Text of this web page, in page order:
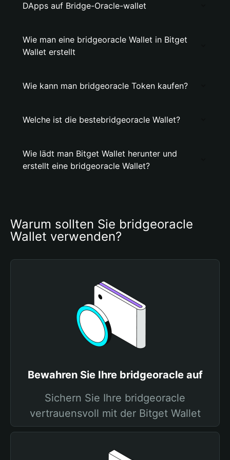
DApps auf Bridge-Oracle-wallet
Wie man eine bridgeoracle Wallet in Bitget
Wallet erstellt
Wie kann man bridgeoracle Token kaufen?
Welche ist die bestebridgeoracle Wallet?
Wie lädt man Bitget Wallet herunter und
erstellt eine bridgeoracle Wallet?
Warum sollten Sie bridgeoracle
Wallet verwenden?
Bewahren Sie Ihre bridgeoracle auf
Sichern Sie Ihre bridgeoracle
vertrauensvoll mit der Bitget Wallet